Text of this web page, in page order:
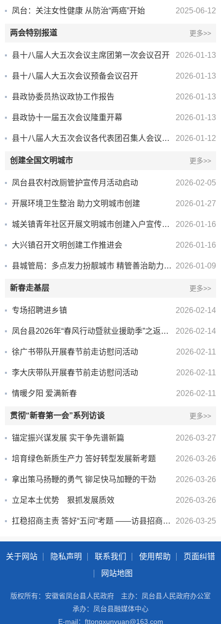
2025-06-12
凤台：关注女性健康 从防治“两癌”开始
更多>>
两会特别报道
2026-01-13
县十八届人大五次会议主席团第一次会议召开
2026-01-13
县十八届人大五次会议预备会议召开
2026-01-13
县政协委员热议政协工作报告
2026-01-13
县政协十一届五次会议隆重开幕
2026-01-12
县十八届人大五次会议各代表团召集人会议召开
更多>>
创建全国文明城市
2026-02-05
凤台县农村改厕管护宣传月活动启动
2026-01-27
开展环境卫生整治 助力文明城市创建
2026-01-16
城关镇青年社区开展文明城市创建入户宣传活动
2026-01-16
大兴镇召开文明创建工作推进会
2026-01-09
县城管局：多点发力扮靓城市 精管善治助力创城
更多>>
新春走基层
2026-02-14
专场招聘进乡镇
2026-02-14
凤台县2026年“春风行动暨就业援助季”之返乡务工人员开发区专场招聘会举办
2026-02-11
徐广书带队开展春节前走访慰问活动
2026-02-11
李大庆带队开展春节前走访慰问活动
2026-02-11
情暖夕阳 爱满新春
更多>>
贯彻“新春第一会”系列访谈
2026-03-27
锚定振兴谋发展 实干争先谱新篇
2026-03-26
培育绿色新质生产力 答好转型发展新考题
2026-03-26
拿出策马扬鞭的勇气 铆足快马加鞭的干劲
2026-03-26
立足本土优势 狠抓发展质效
2026-03-25
扛稳招商主责 答好“五问”考题 ——访县招商服务中心党组书记、主任童文
关于网站 隐私声明 联系我们 使用帮助
页面纠错
网站地图
版权所有：安徽省凤台县人民政府
主办：凤台县人民政府办公室
承办：凤台县融媒体中心
E-mail：fttongxunyuan@163.com